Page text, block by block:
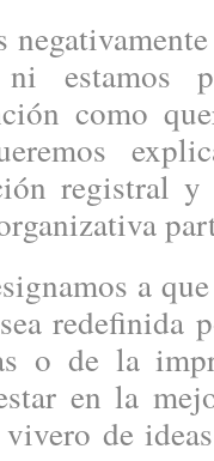
estamos
como
registral y
a
redefinida
o de la
en la
de